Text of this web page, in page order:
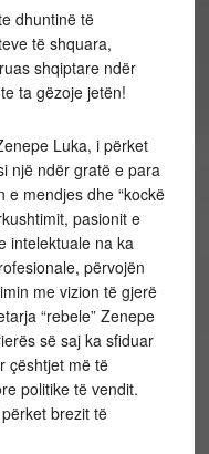
dhuntinë të
të shquara,
shqiptare ndër
ta gëzoje jetën!
Luka, i përket
një ndër gratë e para
e mendjes dhe “kockë
pasionit e
intelektuale na ka
përvojën
me vizion të gjerë
“rebele” Zenepe
së saj ka sfiduar
çështjet më të
politike të vendit.
brezit të